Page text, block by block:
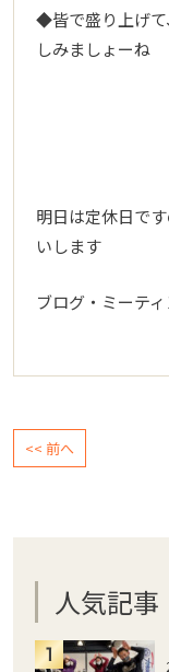
◆皆で盛り上げて
しみましょーね
明日は定休日で
いします
ブログ・ミーテ
<< 前へ
人気記事